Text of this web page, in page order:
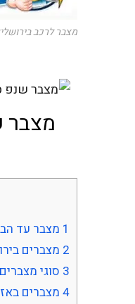
מצבר לרכב בירושלים עד
מצבר
1 מצבר עד
2 מצברים
3 סוגי
4מצברים